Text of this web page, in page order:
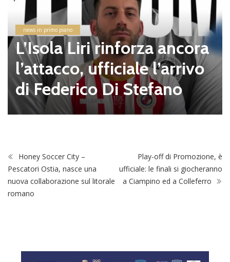
news in primo piano
L’Isola Liri rinforza ancora
l’attacco, ufficiale l’arrivo
di Federico Di Stefano
Honey Soccer City –
Pescatori Ostia, nasce una
nuova collaborazione sul litorale
romano
Play-off di Promozione, è
ufficiale: le finali si giocheranno
a Ciampino ed a Colleferro